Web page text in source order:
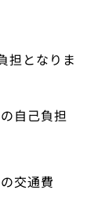
担となりま
自己負担
交通費